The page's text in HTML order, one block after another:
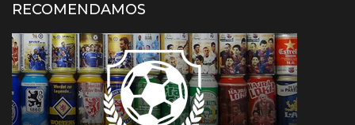
RECOMENDAMOS